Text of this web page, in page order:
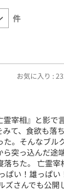
件
お気に入り :
宰相』と影で
て、食欲も落
。そんなブル
突っ込んだ途
ちた。 亡霊
い！雄っぱい
さんでも公開